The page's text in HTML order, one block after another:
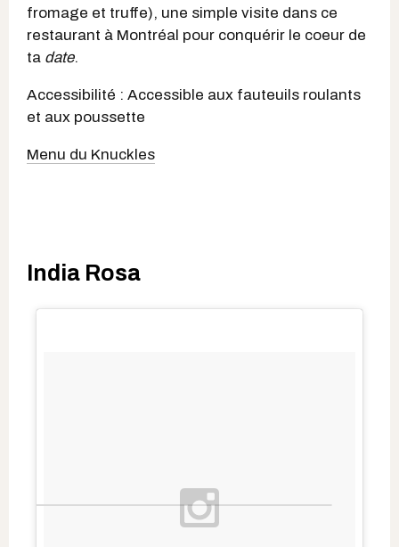
fromage et truffe), une simple visite dans ce
restaurant à Montréal pour conquérir le coeur de
ta date.
Accessibilité : Accessible aux fauteuils roulants
et aux poussette
Menu du Knuckles
India Rosa